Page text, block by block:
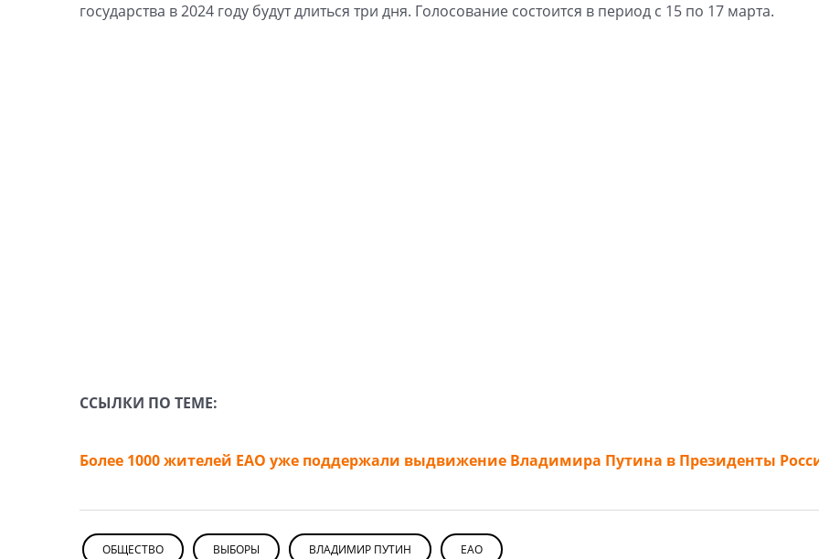
государства в 2024 году будут длиться три дня. Голосование состоится в период с 15 по 17 марта.
ССЫЛКИ ПО ТЕМЕ:
Более 1000 жителей ЕАО уже поддержали выдвижение Владимира Путина в Президенты
ОБЩЕСТВО ВЫБОРЫ ВЛАДИМИР ПУТИН ЕАО